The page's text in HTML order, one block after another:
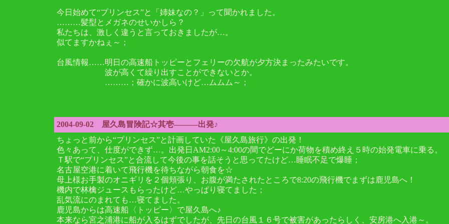
今日始めて“プリンセス”と「姉妹なの？」って聞かれました。
………髪型とメガネのせいかしら？
私たちは、激しく違うと言っておきましたが…。
似てますかねぇ～；
台風情報……明日の高速船トッピーとフェリーの欠航が夕方決まったみたいです。
波が高くて繰り出すことができないとか。
………；確かに波高いけど…ムムム～；
2004-09-02 屋久島冒険記☆其壱―――出発♪
ちょっと前から“プリンセス”と計画していた《屋久島旅行》の出発！
色々あって、仕度ができず…。出発日AM2:00～4:00の間でどーにか荷物を積め終え５時の始発電車に乗る。
Ｔ駅で“プリンセス”と合流して今後の事を話そうと思ってたけど…睡眠不足で爆睡；
名古屋空港に着いて飛行機を待ちながら朝食を☆
母上様お手製のオニギリを２個頬張り、お腹が満たされたところで8:20の飛行機でまずは鹿児島へ！
機内で林檎ジュースもらったけど…やっぱり寝てました；
乱気流にのまれても…寝てました。
鹿児島からは高速船〈トッピー〉で屋久島へ♪
本来なら宮之浦港に船が入るはずでしたが、先日の台風１６号で被害があったらしく、安房港へ入港～。